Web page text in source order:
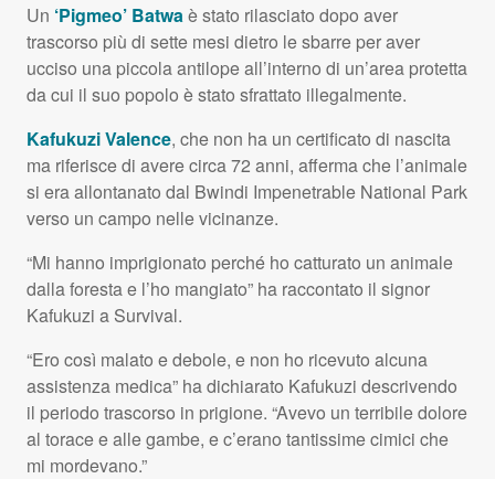
Un ‘Pigmeo’ Batwaè stato rilasciato dopo aver
trascorso più di sette mesi dietro le sbarre per aver
ucciso una piccola antilope all’interno di un’area protetta
da cui il suo popolo è stato sfrattato illegalmente.
Kafukuzi Valence, che non ha un certificato di nascita
ma riferisce di avere circa 72 anni, afferma che l’animale
si era allontanato dal Bwindi Impenetrable National Park
verso un campo nelle vicinanze.
“Mi hanno imprigionato perché ho catturato un animale
dalla foresta e l’ho mangiato” ha raccontato il signor
Kafukuzi a Survival.
“Ero così malato e debole, e non ho ricevuto alcuna
assistenza medica” ha dichiarato Kafukuzi descrivendo
il periodo trascorso in prigione. “Avevo un terribile dolore
al torace e alle gambe, e c’erano tantissime cimici che
mi mordevano.”